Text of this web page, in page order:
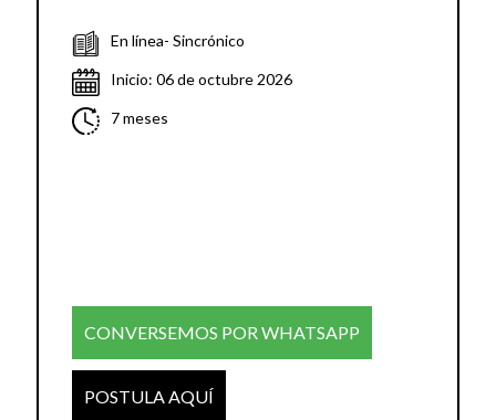
En línea- Sincrónico
Inicio: 06 de octubre 2026
7 meses
CONVERSEMOS POR WHATSAPP
POSTULA AQUÍ